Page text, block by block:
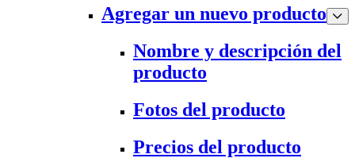
Agregar un nuevo producto
Nombre y descripción del
producto
Fotos del producto
Precios del producto